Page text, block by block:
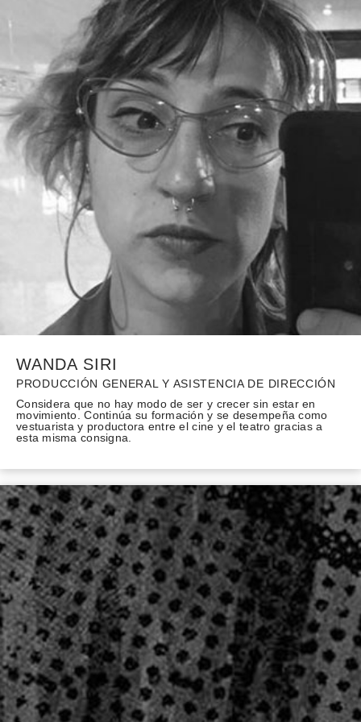
WANDA SIRI
PRODUCCIÓN GENERAL Y ASISTENCIA DE DIRECCIÓN
Considera que no hay modo de ser y crecer sin estar en
movimiento. Continúa su formación y se desempeña como
vestuarista y productora entre el cine y el teatro gracias a
esta misma consigna.